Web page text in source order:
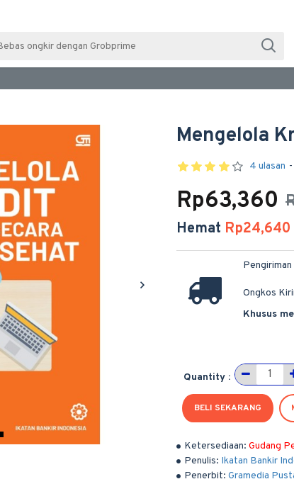
Mengelola
Ketersediaan: Gudang
Penulis: Ikatan Bankir
Penerbit: Gramedia
4 ulasan -
Rp63,360
Hemat Rp24,640
Pengiriman
Ongkos
Khusus
Quantity :
BELI SEKARANG